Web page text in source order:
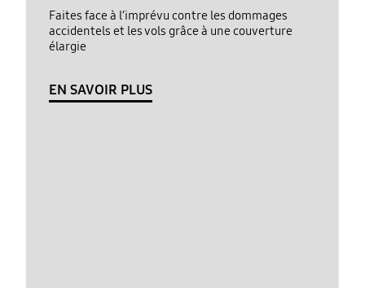
Faites face à l’imprévu contre les dommages
accidentels et les vols grâce à une couverture
élargie
EN SAVOIR PLUS